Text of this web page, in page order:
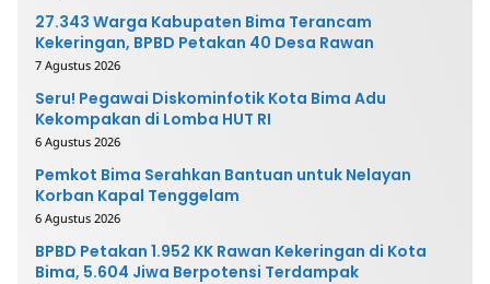
27.343 Warga Kabupaten Bima Terancam
Kekeringan, BPBD Petakan 40 Desa Rawan
7 Agustus 2026
Seru! Pegawai Diskominfotik Kota Bima Adu
Kekompakan di Lomba HUT RI
6 Agustus 2026
Pemkot Bima Serahkan Bantuan untuk Nelayan
Korban Kapal Tenggelam
6 Agustus 2026
BPBD Petakan 1.952 KK Rawan Kekeringan di Kota
Bima, 5.604 Jiwa Berpotensi Terdampak